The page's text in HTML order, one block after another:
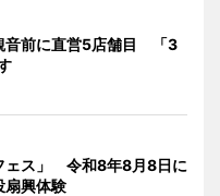
音前に直営5店舗目 「3
ェス」 令和8年8月8日に
扇興体験